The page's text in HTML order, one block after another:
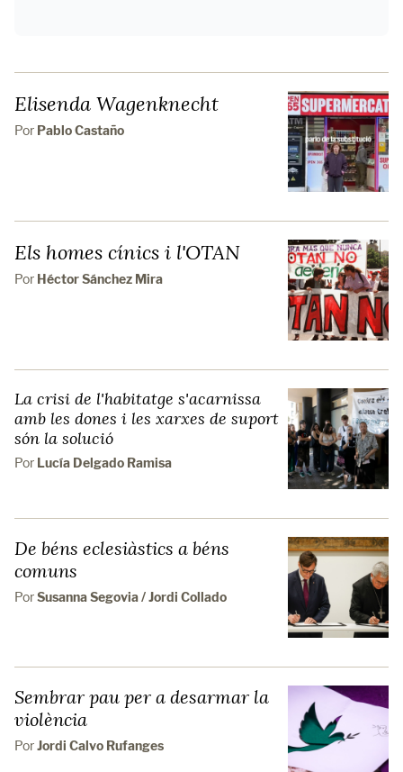
Elisenda Wagenknecht
Por Pablo Castaño
Els homes cínics i l'OTAN
Por Héctor Sánchez Mira
La crisi de l'habitatge s'acarnissa
amb les dones i les xarxes de suport
són la solució
Por Lucía Delgado Ramisa
De béns eclesiàstics a béns
comuns
PorSusanna Segovia / Jordi Collado
Sembrar pau per a desarmar la
violència
PorJordi Calvo Rufanges